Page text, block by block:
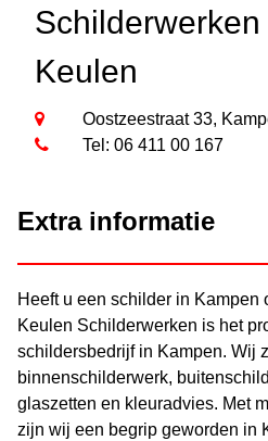
Schilderwerken
Keulen
Oostzeestraat 33,
Tel: 06 411 00 167
Extra informatie
Heeft u een schilder in Kampen
Keulen Schilderwerken is het
schildersbedrijf in Kampen. Wij
binnenschilderwerk,
glaszetten en kleuradvies. Met
zijn wij een begrip geworden in